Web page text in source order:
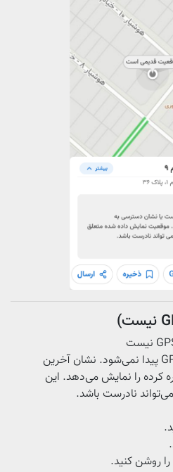
هیچ سیگنال GPS پیدا نمی‌شود. نشان آخرین
کرده را نمایش می‌دهد. این
نادرست باشد.
روشن کنید.